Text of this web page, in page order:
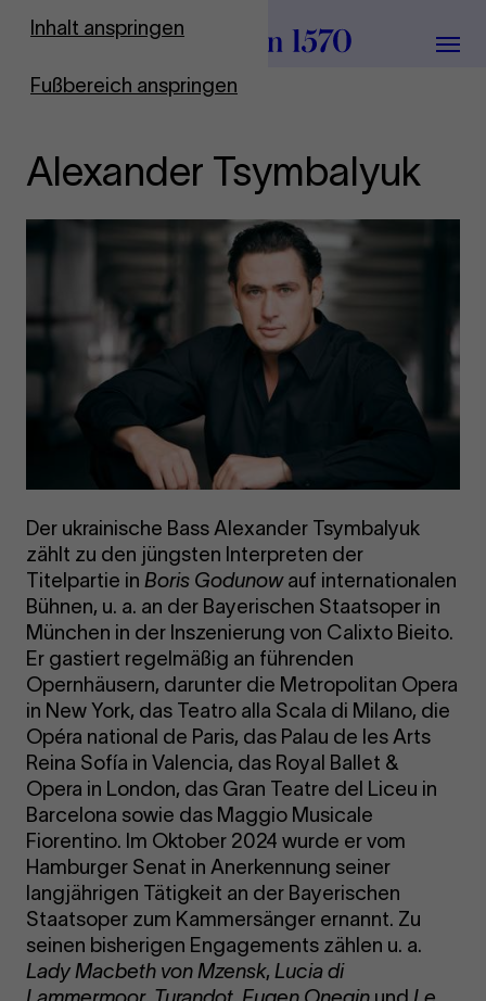
Inhalt anspringen
Fußbereich anspringen
Zur Startseite
Menü
Alexander Tsymbalyuk
Der ukrainische Bass Alexander Tsymbalyuk
zählt zu den jüngsten Interpreten der
Titelpartie inBoris Godunowauf internationalen
Bühnen, u. a. an der Bayerischen Staatsoper in
München in der Inszenierung von Calixto Bieito.
Er gastiert regelmäßig an führenden
Opernhäusern, darunter die Metropolitan Opera
in New York, das Teatro alla Scala di Milano, die
Opéra national de Paris, das Palau de les Arts
Reina Sofía in Valencia, das Royal Ballet &
Opera in London, das Gran Teatre del Liceu in
Barcelona sowie das Maggio Musicale
Fiorentino. Im Oktober 2024 wurde er vom
Hamburger Senat in Anerkennung seiner
langjährigen Tätigkeit an der Bayerischen
Staatsoper zum Kammersänger ernannt. Zu
seinen bisherigen Engagements zählen u. a.
Lady Macbeth von Mzensk,Lucia di